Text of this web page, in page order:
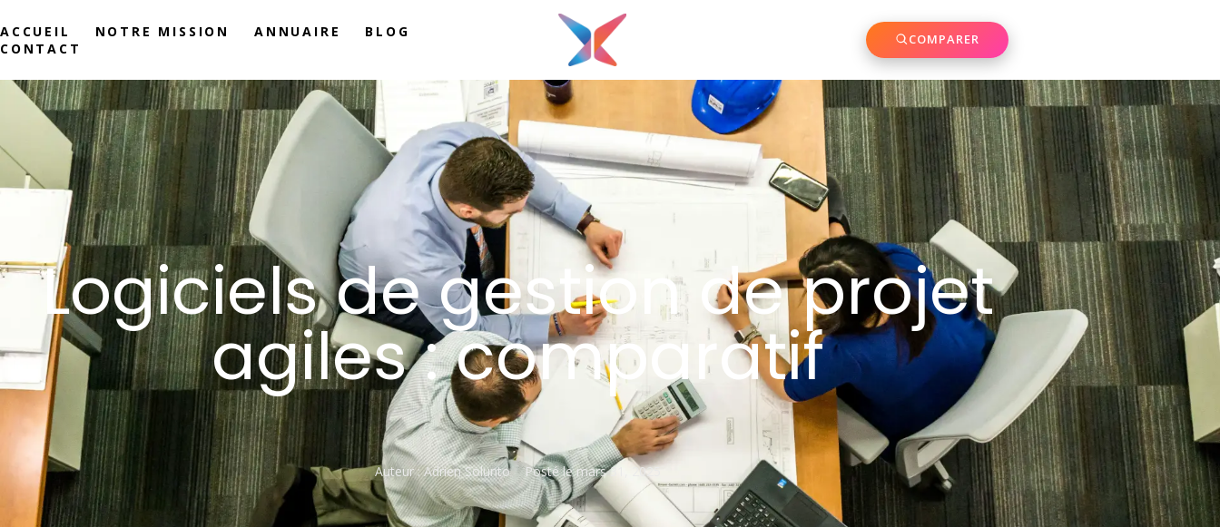
ACCUEIL NOTRE MISSION ANNUAIRE
BLOG
CONTACT
COMPARER
Logiciels de gestion de projet
agiles : comparatif
Auteur :Adrien Solunto Posté lemars 31, 2025